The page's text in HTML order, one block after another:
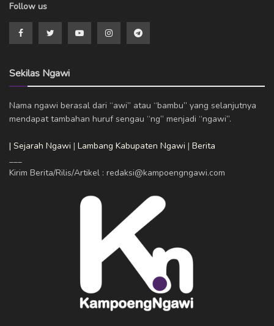
Follow us
Sekilas Ngawi
Nama ngawi berasal dari “awi” atau “bambu” yang selanjutnya
mendapat tambahan huruf sengau “ng” menjadi “ngawi”.
| Sejarah Ngawi | Lambang Kabupaten Ngawi | Berita
___
Kirim Berita/Rilis/Artikel : redaksi@kampoengngawi.com